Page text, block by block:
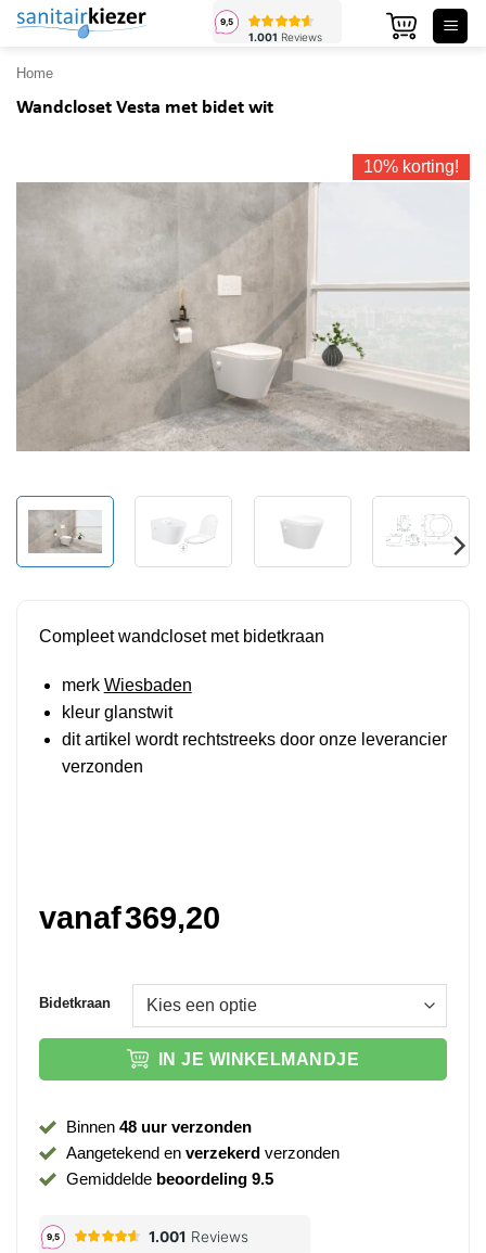
Ga
inhoud
Home
Wandcloset Vesta met bidet wit
10% korting!
Compleet wandcloset met bidetkraan
merk Wiesbaden
kleur glanstwit
dit artikel wordt rechtstreeks door onze leverancier
verzonden
vanaf369,20
Bidetkraan
IN JE WINKELMANDJE
Binnen 48 uur verzonden
Aangetekend en verzekerdverzonden
Gemiddelde beoordeling 9.5